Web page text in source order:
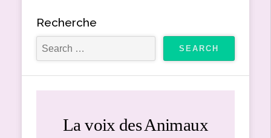
Recherche
La voix des Animaux